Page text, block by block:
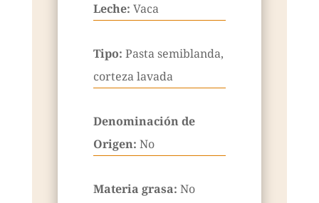
Leche: Vaca
Tipo: Pasta semiblanda,
corteza lavada
Denominación de
Origen: No
Materia grasa: No